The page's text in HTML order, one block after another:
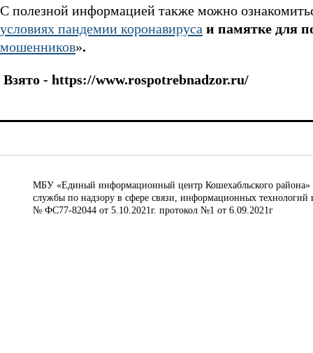
С полезной информацией также можно
условиях пандемии коронавируса и памятке для
мошенников».
Взято - https://www.rospotrebnadzor.ru/
МБУ «Единый информационный центр Кошехабльского района»
службы по надзору в сфере связи, информационных
№ ФС77-82044 от 5.10.2021г. протокол №1 от 6.09.2021г